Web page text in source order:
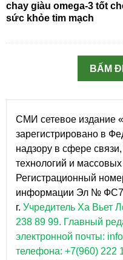
chay giàu omega-3 tốt
sức khỏe tim mạch
BẤM
СМИ сетевое издание
зарегистрировано в
надзору в сфере
технологий и
Регистрационный
информации Эл №
г. Учредитель Ха Вьет
238 89 99. Главный
электронной почты:
телефона: +7(960) 222